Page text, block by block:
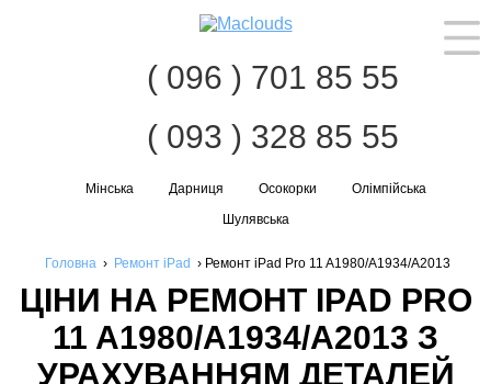
( 096 ) 701 85 55
( 093 ) 328 85 55
Мінська Дарниця Осокорки
Олімпійська
Шулявська
Головна › Ремонт iPad › Ремонт iPad Pro 11 A1980/A1934/A2013
ЦІНИ НА РЕМОНТ IPAD PRO
11 A1980/A1934/A2013 З
УРАХУВАННЯМ ДЕТАЛЕЙ